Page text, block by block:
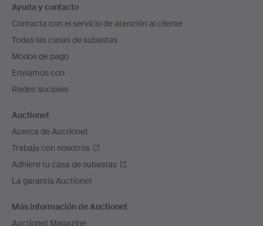
en
el
pie
de
página
Ayuda y contacto
Contacta con el servicio de atención al cliente
Todas las casas de subastas
Modos de pago
Enviamos con
Redes sociales
Auctionet
Acerca de Auctionet
Trabaja con nosotros
Adhiere tu casa de subastas
La garantía Auctionet
Más información de Auctionet
Auctionet Magazine